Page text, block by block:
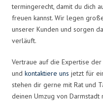
termingerecht, damit du dich
freuen kannst. Wir legen
unserer Kunden und sorgen
verläuft.
Vertraue auf die Expertise
und kontaktiere uns jetzt für
stehen dir gerne mit Rat und
deinen Umzug von Darmstadt